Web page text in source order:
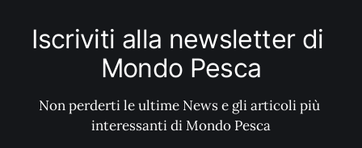
Iscriviti alla newsletter di
Mondo Pesca
Non perderti le ultime News e gli articoli più
interessanti di Mondo Pesca